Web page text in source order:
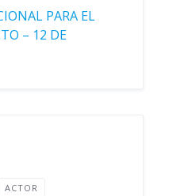
PARA EL
– 12 DE
ACTOR